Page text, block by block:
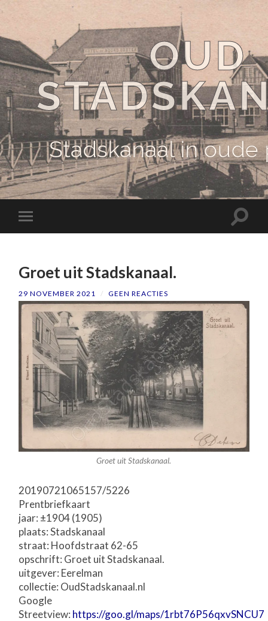
OUD
Stadskanaal in oude
Schakel
naar
Groet uit Stadskanaal.
29 NOVEMBER 2021 / GEEN REACTIES
Groet uit Stadskanaal.
20190721065157/5226
Prentbriefkaart
jaar: ±1904 (1905)
plaats: Stadskanaal
straat: Hoofdstraat 62-65
opschrift: Groet uit Stadskanaal.
uitgever: Eerelman
collectie: OudStadskanaal.nl
Google
Streetview: https://goo.gl/maps/1rbt76P56qxvSNCU7